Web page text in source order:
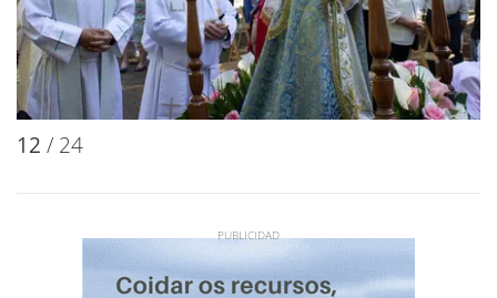
12 / 24